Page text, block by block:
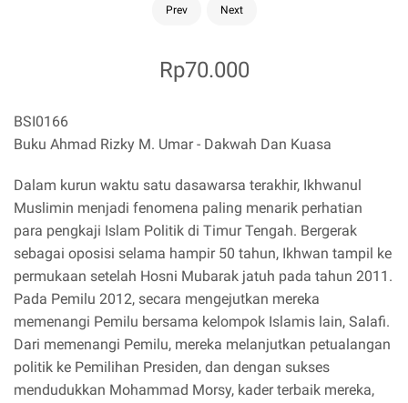
Prev Next
Rp70.000
BSI0166
Buku Ahmad Rizky M. Umar - Dakwah Dan Kuasa
Dalam kurun waktu satu dasawarsa terakhir, Ikhwanul
Muslimin menjadi fenomena paling menarik perhatian
para pengkaji Islam Politik di Timur Tengah. Bergerak
sebagai oposisi selama hampir 50 tahun, Ikhwan tampil ke
permukaan setelah Hosni Mubarak jatuh pada tahun 2011.
Pada Pemilu 2012, secara mengejutkan mereka
memenangi Pemilu bersama kelompok Islamis lain, Salafi.
Dari memenangi Pemilu, mereka melanjutkan petualangan
politik ke Pemilihan Presiden, dan dengan sukses
mendudukkan Mohammad Morsy, kader terbaik mereka,